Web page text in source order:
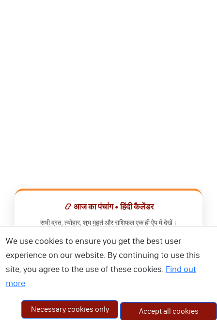
📿 आज का पंचांग • हिंदी कैलेंडर
सभी व्रत, त्योहार, शुभ मुहूर्त और राशिफल एक ही ऐप में देखें।
📅 हिंदी कैलेंडर ऐप डाउनलोड करें
We use cookies to ensure you get the best user
experience on our website. By continuing to use this
site, you agree to the use of these cookies. Find out
more
Necessary cookies only Accept all cookies